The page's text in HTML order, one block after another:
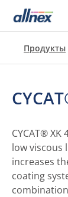
Продукты
CYCAT®
low viscous
increases
coating